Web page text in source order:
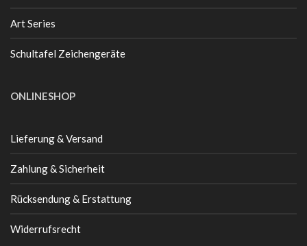
Art Series
Schultafel Zeichengeräte
ONLINESHOP
Lieferung & Versand
Zahlung & Sicherheit
Rücksendung & Erstattung
Widerrufsrecht